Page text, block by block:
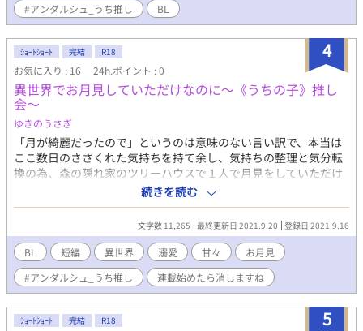
#アンダルシュ_うち推し BL
4
ｼｮｰﾄｼｮｰﾄ 完結 R18
お気に入り : 16 24h.ポイント : 0
異世界でお月見していただけなのに～《うちの子》推し
会～
ゆきのうさぎ
「月が綺麗だったので」というのは意味のない言い訳で、本当は
ここ数日のささくれた気持ちを持て余し、気持ちの整理と気分転
換の為、森の隠れ家のツリーハウスで１人で月見をしていただけ
なのに「今夜は月が綺麗だね」という言葉と共にオレは揺れる自
分の足を見上げている。 ………何故こうなった！？ アルファポ
リス様の「《うちの子》推し会・お月見」企画に参加したくて書
いていたのですが、時間が無くてツイッターに上げられないの
で、とりあえずこちらに投稿だけさせて頂きました。 企画に乗っ
かりついでにエロを書きたかっただけなので細かい設定等は省い
ています。 溺愛、甘々エッチをお楽しみいただければ幸いです。
時間がなくてチェックが出来ていませんので、おおらかな御心で
お読みください。
続きを読む
文字数 11,265 最終更新日 2021.9.20 登録日 2021.9.16
BL 短編 異世界 溺愛 甘々
お月見
#アンダルシュ_うち推し
連載始めたら消しますね
5
ｼｮｰﾄｼｮｰﾄ 完結 R18